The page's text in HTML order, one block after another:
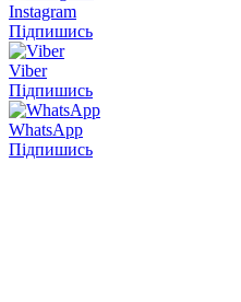
Instagram
Підпишись
Viber
Підпишись
WhatsApp
Підпишись